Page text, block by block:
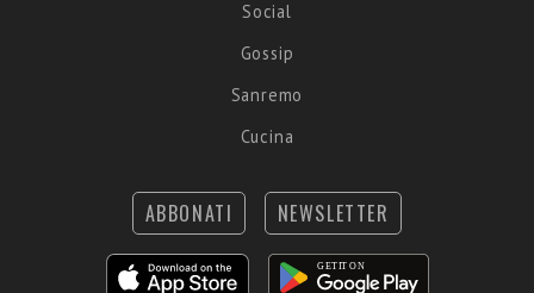
Social
Gossip
Sanremo
Cucina
ABBONATI NEWSLETTER